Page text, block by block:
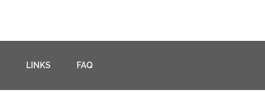
LINKS FAQ